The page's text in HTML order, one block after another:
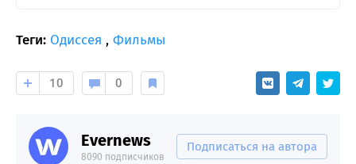
Теги: Одиссея , Фильмы
10 0
Evernews
8090 подписчиков
Подписаться на автора